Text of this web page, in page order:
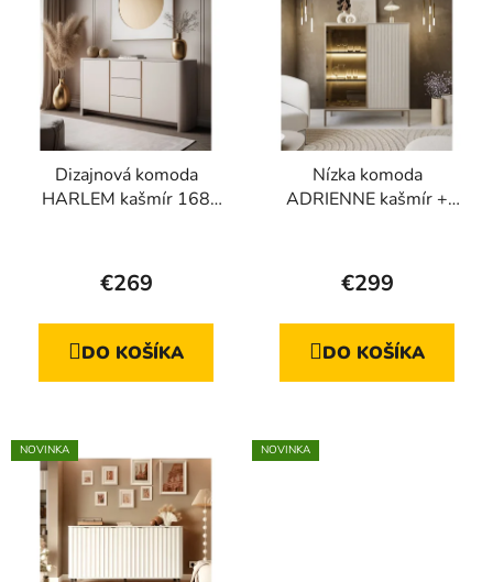
Dizajnová komoda
HARLEM kašmír 168
hodnotenie
je
5,0
z
€269
DO KOŠÍKA
Nízka komoda
ADRIENNE kašmír +
hodnotenie
je
5,0
z
€299
DO KOŠÍKA
NOVINKA NOVINKA